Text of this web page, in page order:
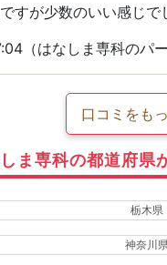
すが少数のいい感じで
（はなしま専科のパー
口コミをも
ま専科の都道府県
栃木県
神奈川県